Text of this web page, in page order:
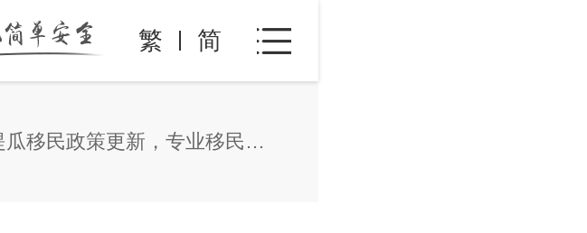
繁 简
2026安提瓜移民政策更新，专业移民机构完整解读